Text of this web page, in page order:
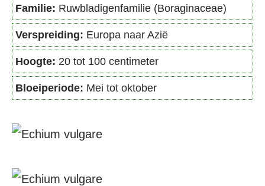
Familie: Ruwbladigenfamilie (Boraginaceae)
Verspreiding: Europa naar Azië
Hoogte: 20 tot 100 centimeter
Bloeiperiode: Mei tot oktober